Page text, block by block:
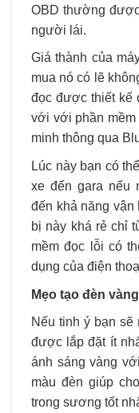
OBD thường
người lái.
Giá thành của
mua nó có lẽ
đọc được thiết kế
với với phần mềm
minh thông qua
Lúc này bạn có
xe đến gara nếu
đến khả năng vận
bị này khá rẻ chỉ
mềm đọc lỗi có
dụng của điện
Mẹo tạo đèn
Nếu tinh ý bạn
được lắp đặt ít
ánh sáng vàng
màu đèn giúp
trong sương tốt